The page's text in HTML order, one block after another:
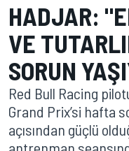
HADJAR:
VE
SORUN
Red Bull Racing
Grand Prix’si hafta
açısından güçlü